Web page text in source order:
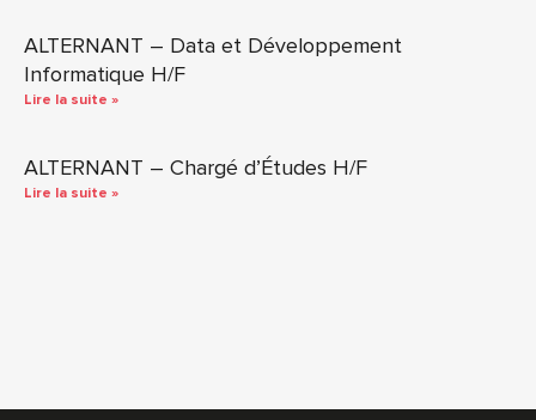
ALTERNANT – Data et Développement
Informatique H/F
Lire la suite »
ALTERNANT – Chargé d’Études H/F
Lire la suite »